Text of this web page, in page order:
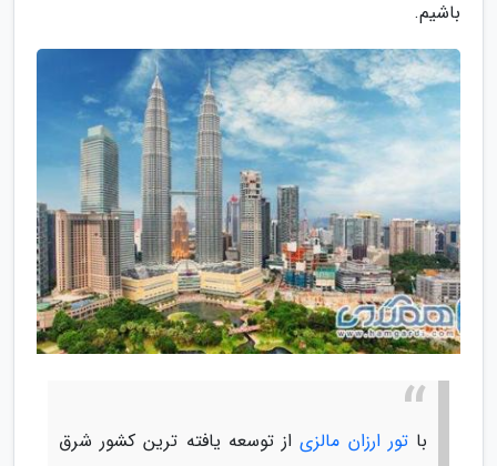
باشیم.
باتور ارزان مالزیاز توسعه یافته ترین کشور شرق